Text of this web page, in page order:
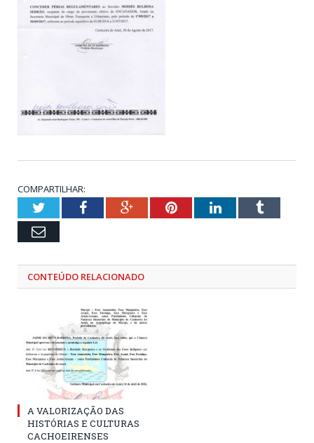
COMPARTILHAR:
TwitterFacebookGoogle+PinterestLinkedInTumblr
Email
CONTEÚDO RELACIONADO
A VALORIZAÇÃO DAS
HISTÓRIAS E CULTURAS
CACHOEIRENSES